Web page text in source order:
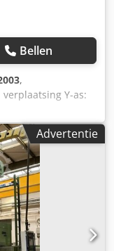
Bellen
,
verplaatsing Y-as:
W-as:900
X 3, 2003 CNC
2003, Csdpewdm
naar
Ton. Twee-
14.000 mm Y,
1.500 mm
50 Spiltoerental
Advertentie